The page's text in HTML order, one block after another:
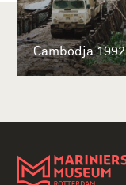
Cambodja 1992